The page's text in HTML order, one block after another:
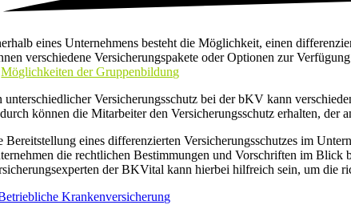
eines Unternehmens besteht die Möglichkeit, einen
verschiedene Versicherungspakete oder Optionen zur
Möglichkeiten der Gruppenbildung
unterschiedlicher Versicherungsschutz bei der bKV kann
können die Mitarbeiter den Versicherungsschutz erhalten, der
Bereitstellung eines differenzierten Versicherungsschutzes im
die rechtlichen Bestimmungen und Vorschriften im Blick
der BKVital kann hierbei hilfreich sein, um die